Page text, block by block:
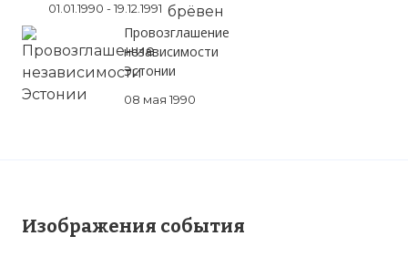
01.01.1990 - 19.12.1991
Провозглашение
независимости
Эстонии
08 мая 1990
Изображения события